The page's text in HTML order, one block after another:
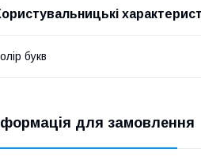
букв
для замовлення